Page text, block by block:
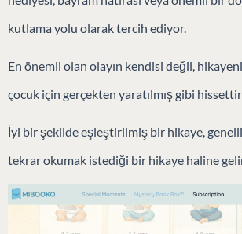
Bazı ebeveynler yatmadan önce okunacak
hikaye kitabı hazırlıyor. Diğerleri ise bunu
hediyesi, bayram hatırası veya önemli bir
kutlama yolu olarak tercih ediyor.
En önemli olan olayın kendisi değil,
çocuk için gerçekten yaratılmış gibi
İyi bir şekilde eşleştirilmiş bir hikaye,